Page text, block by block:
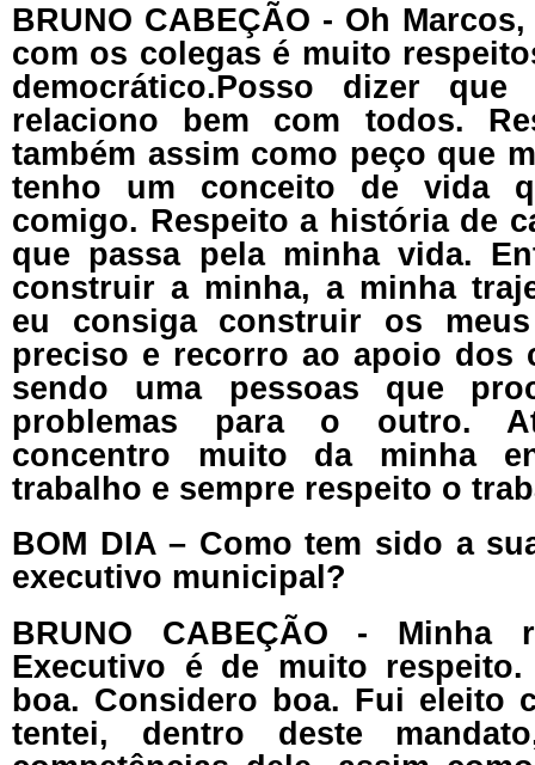
BRUNO CABEÇÃO - Oh
com os colegas é muito
democrático.Posso dizer
relaciono bem com todos.
também assim como peço que
tenho um conceito de vida
comigo. Respeito a história de
que passa pela minha vida.
construir a minha, a minha
eu consiga construir os
preciso e recorro ao apoio dos
sendo uma pessoas que
problemas para o outro.
concentro muito da minha
trabalho e sempre respeito o
BOM DIA – Como tem sido a
executivo municipal?
BRUNO CABEÇÃO - Minha
Executivo é de muito
boa. Considero boa. Fui eleito
tentei, dentro deste